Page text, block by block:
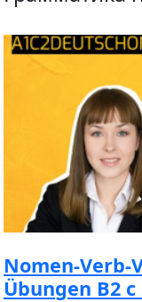
Nomen-Verb-
Übungen B2